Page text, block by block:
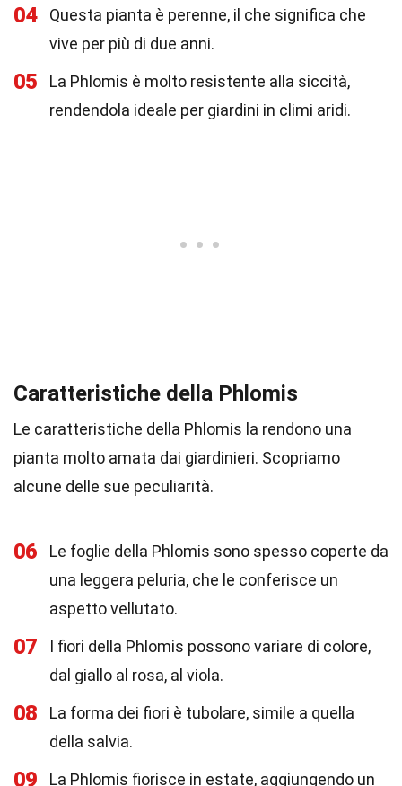
04
Questa pianta è perenne, il che significa che
vive per più di due anni.
05
La Phlomis è molto resistente alla siccità,
rendendola ideale per giardini in climi aridi.
Caratteristiche della Phlomis
Le caratteristiche della Phlomis la rendono una
pianta molto amata dai giardinieri. Scopriamo
alcune delle sue peculiarità.
06
Le foglie della Phlomis sono spesso coperte da
una leggera peluria, che le conferisce un
aspetto vellutato.
07
I fiori della Phlomis possono variare di colore,
dal giallo al rosa, al viola.
08
La forma dei fiori è tubolare, simile a quella
della salvia.
09 La Phlomis fiorisce in estate, aggiungendo un